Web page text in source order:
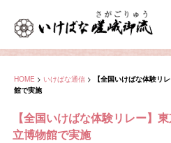
HOME > いけばな通信 >
【全国いけばな体験
館で実施
【全国いけばな体験リレー
立博物館で実施